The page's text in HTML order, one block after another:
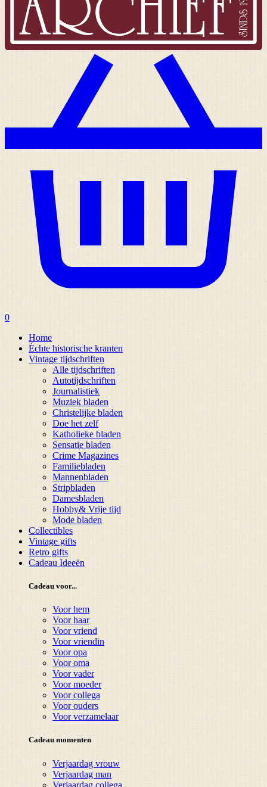
0
Home
Échte historische kranten
Vintage tijdschriften
Alle tijdschriften
Autotijdschriften
Journalistiek
Muziek bladen
Christelijke bladen
Doe het zelf
Katholieke bladen
Sensatie bladen
Crime Magazines
Familiebladen
Mannenbladen
Stripbladen
Damesbladen
Hobby& Vrije tijd
Mode bladen
Collectibles
Vintage gifts
Retro gifts
Cadeau Ideeën
Cadeau voor...
Voor hem
Voor haar
Voor vriend
Voor vriendin
Voor opa
Voor oma
Voor vader
Voor moeder
Voor collega
Voor ouders
Voor verzamelaar
Cadeau momenten
Verjaardag vrouw
Verjaardag man
Verjaardag collega